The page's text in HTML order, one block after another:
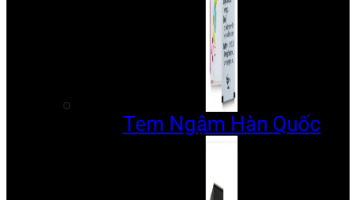
Tem Ngậm Hàn Quốc